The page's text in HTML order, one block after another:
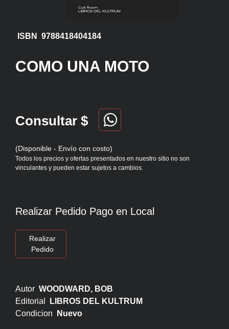
ISBN 9788418404184
COMO UNA MOTO
Consultar $
(Disponible - Envío con costo)
Todos los precios y ofertas presentados en nuestro sitio no son
vinculantes y pueden estar sujetos a cambios.
Realizar Pedido Pago en Local
Realizar
Pedido
Autor WOODWARD, BOB
Editorial
LIBROS DEL KULTRUM
Condicion
Nuevo